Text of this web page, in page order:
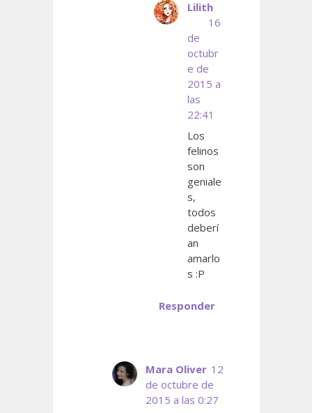
Lilith
16
de
octubr
e de
2015 a
las
22:41
Los
felinos
son
geniale
s,
todos
deberí
an
amarlo
s :P
Responder
Mara Oliver 12
de octubre de
2015 a las 0:27